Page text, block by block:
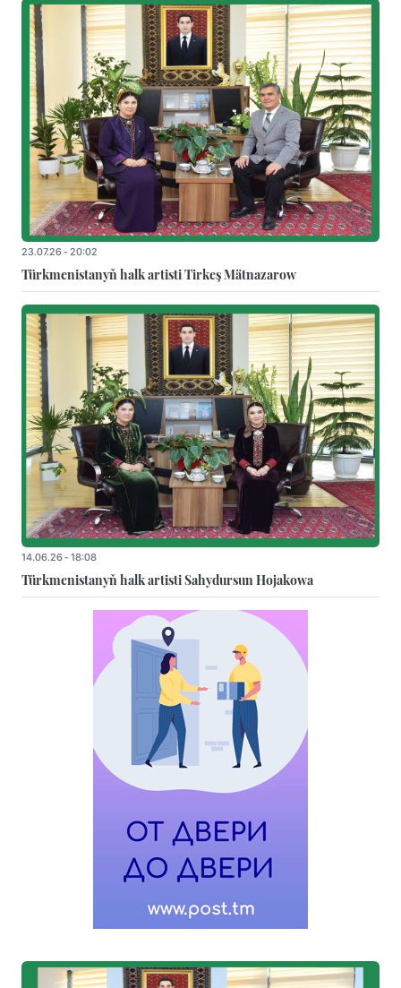
23.07.26 - 20:02
Türkmenistanyň halk artisti Tirkeş Mätnazarow
14.06.26 - 18:08
Türkmenistanyň halk artisti Sahydursun Hojakowa